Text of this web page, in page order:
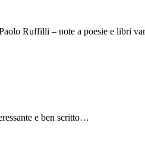
Ruffilli – note a poesie e libri
e ben scritto…